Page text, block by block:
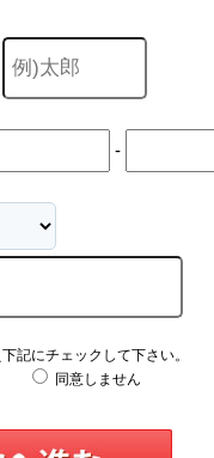
-
記にチェックして下さい。
同意しません